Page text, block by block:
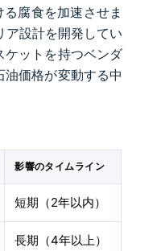
腐食を加速させま
ア設計を開発してい
ケットを持つベンダ
価格が変動する中
影響のタイムライン
短期（2年以内）
長期（4年以上）